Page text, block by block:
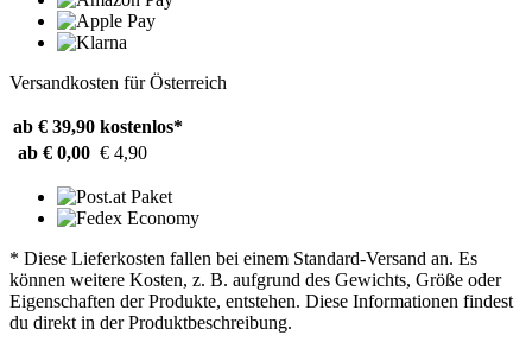
Versandkosten für Österreich
ab € 39,90 kostenlos*
ab € 0,00 € 4,90
* Diese Lieferkosten fallen bei einem Standard-Versand an. Es
können weitere Kosten, z. B. aufgrund des Gewichts, Größe oder
Eigenschaften der Produkte, entstehen. Diese Informationen findest
du direkt in der Produktbeschreibung.